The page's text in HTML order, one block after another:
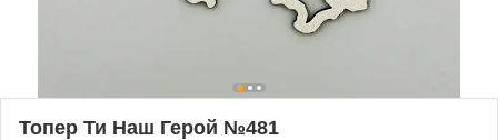
Топер Ти Наш Герой №481